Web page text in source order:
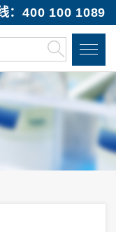
：400 100 1089